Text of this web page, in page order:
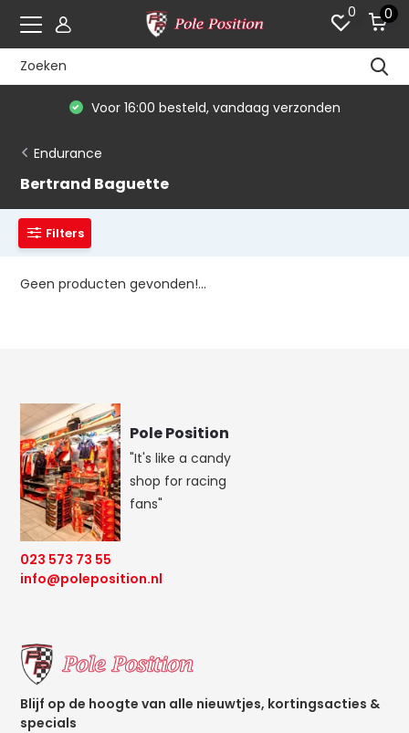
0 0
Voor 16:00 besteld, vandaag verzonden
Endurance
Bertrand Baguette
Filters
Geen producten gevonden!...
Pole Position
"It's like a candy
shop for racing
fans"
023 573 73 55
info@poleposition.nl
Blijf op de hoogte van alle nieuwtjes, kortingsacties &
specials